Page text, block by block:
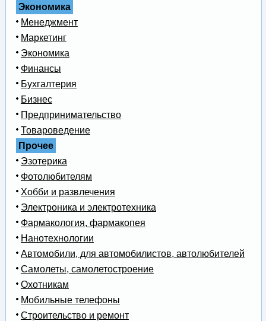
Экономика
Менеджмент
Маркетинг
Экономика
Финансы
Бухгалтерия
Бизнес
Предпринимательство
Товароведение
Прочее
Эзотерика
Фотолюбителям
Хобби и развлечения
Электроника и электротехника
Фармакология, фармакопея
Нанотехнологии
Автомобили, для автомобилистов, автолюбителей
Самолеты, самолетостроение
Охотникам
Мобильные телефоны
Строительство и ремонт